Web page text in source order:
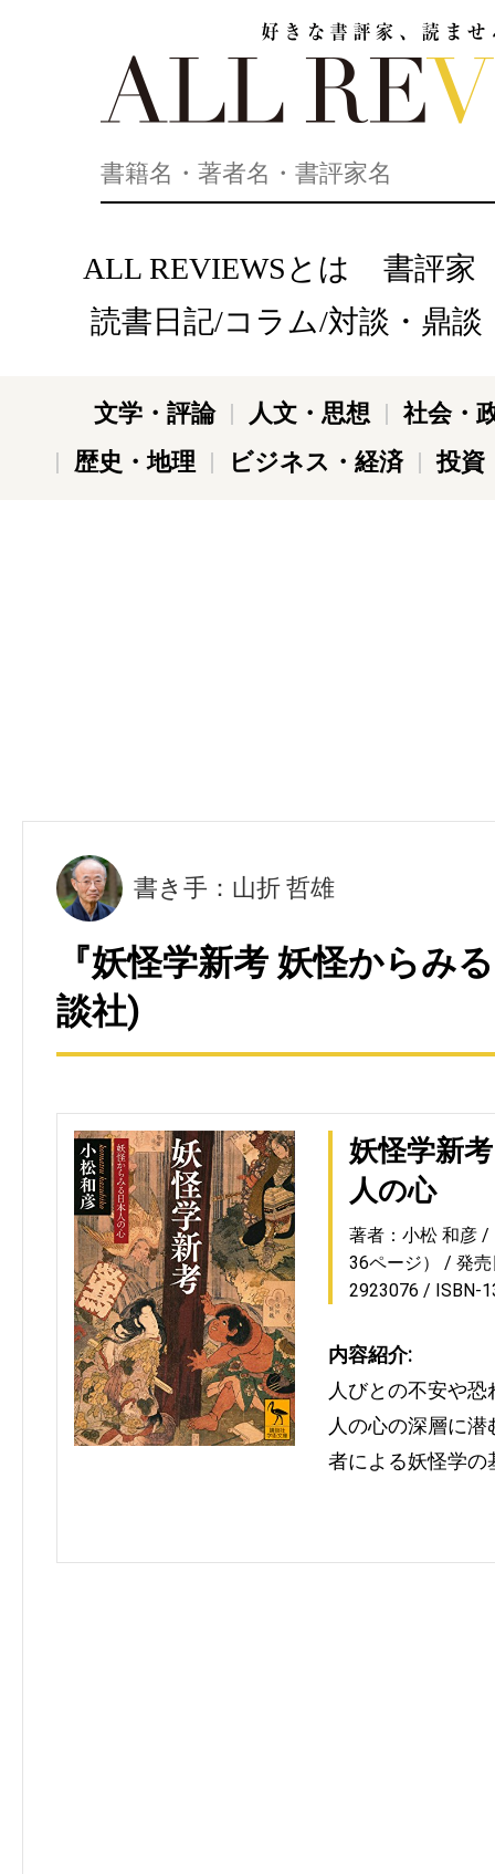
ALL REVIEWSとは
書評家
読書日記/コラム/対談・鼎談
文学・評論 人文・思想
社会・
歴史・地理
ビジネス・経済 投資
書き手：山折 哲雄
『妖怪学新考 妖怪からみ
談社)
妖怪学新
人の心
著者：小松 和彦
36ページ）
発
2923076
ISBN-
内容紹介:
人びとの不安や
人の心の深層に
者による妖怪学の